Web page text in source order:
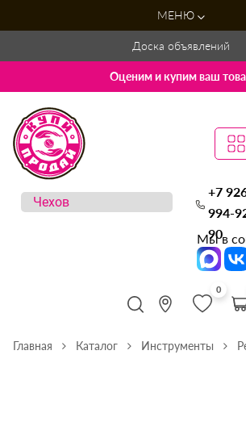
МЕНЮ
Доска объявлений
Оценим и купим ваш
+7
994-
90
Мы в
0
Главная Каталог Инструменты